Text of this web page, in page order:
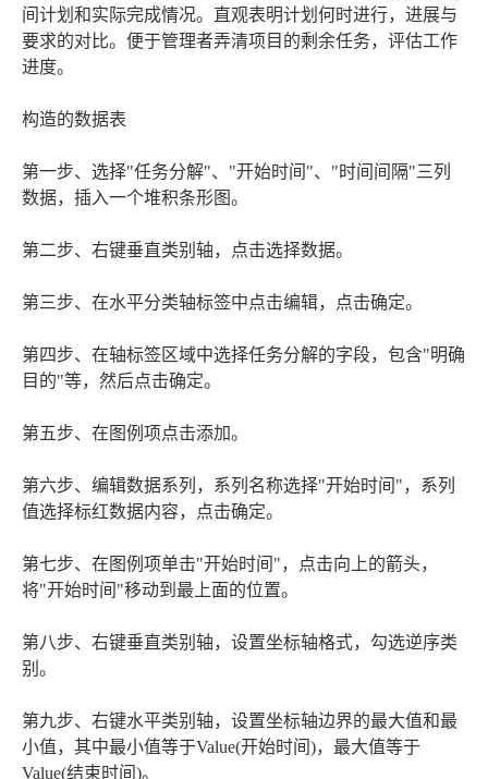
间计划和实际完成情况。直观表明计划何时进行，进展与
要求的对比。便于管理者弄清项目的剩余任务，评估工作
进度。
构造的数据表
第一步、选择"任务分解"、"开始时间"、"时间间隔"三列
数据，插入一个堆积条形图。
第二步、右键垂直类别轴，点击选择数据。
第三步、在水平分类轴标签中点击编辑，点击确定。
第四步、在轴标签区域中选择任务分解的字段，包含"明确
目的"等，然后点击确定。
第五步、在图例项点击添加。
第六步、编辑数据系列，系列名称选择"开始时间"，系列
值选择标红数据内容，点击确定。
第七步、在图例项单击"开始时间"，点击向上的箭头，
将"开始时间"移动到最上面的位置。
第八步、右键垂直类别轴，设置坐标轴格式，勾选逆序类
别。
第九步、右键水平类别轴，设置坐标轴边界的最大值和最
小值，其中最小值等于Value(开始时间)，最大值等于
Value(结束时间)。